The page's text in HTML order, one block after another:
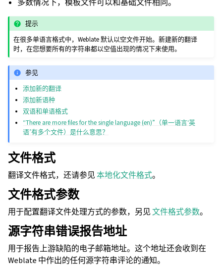
多数情况下，模板文件可以和基础文件相同。
提示
在很多单语言格式中，Weblate 默认以空文件开始。新建新的翻译
时，在您想要所有的字符串都以空值出现的情况下来使用。
参见
添加新的翻译
添加新语种
双语和单语格式
“There are more files for the single language (en)”（单一语言‘英
语’有多个文件）是什么意思？
文件格式
翻译文件格式，还请参见本地化文件格式。
文件格式参数
用于配置翻译文件处理方式的参数，另见文件格式参数。
源字符串错误报告地址
用于报告上游缺陷的电子邮箱地址。这个地址还会收到在
Weblate 中作出的任何源字符串评论的通知。